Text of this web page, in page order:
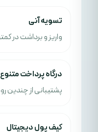
تسویه آنی
واریز و برداشت در
درگاه پرداخت متنوع
پشتیبانی از چندین
کیف پول دیجیتال